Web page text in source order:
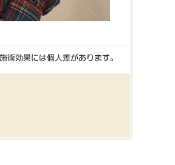
術効果には個人差があります。